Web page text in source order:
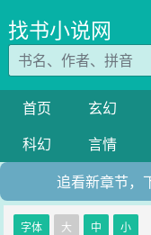
找书小说网
首页 玄幻
科幻
言情
追看新章节，
字体 大 中 小